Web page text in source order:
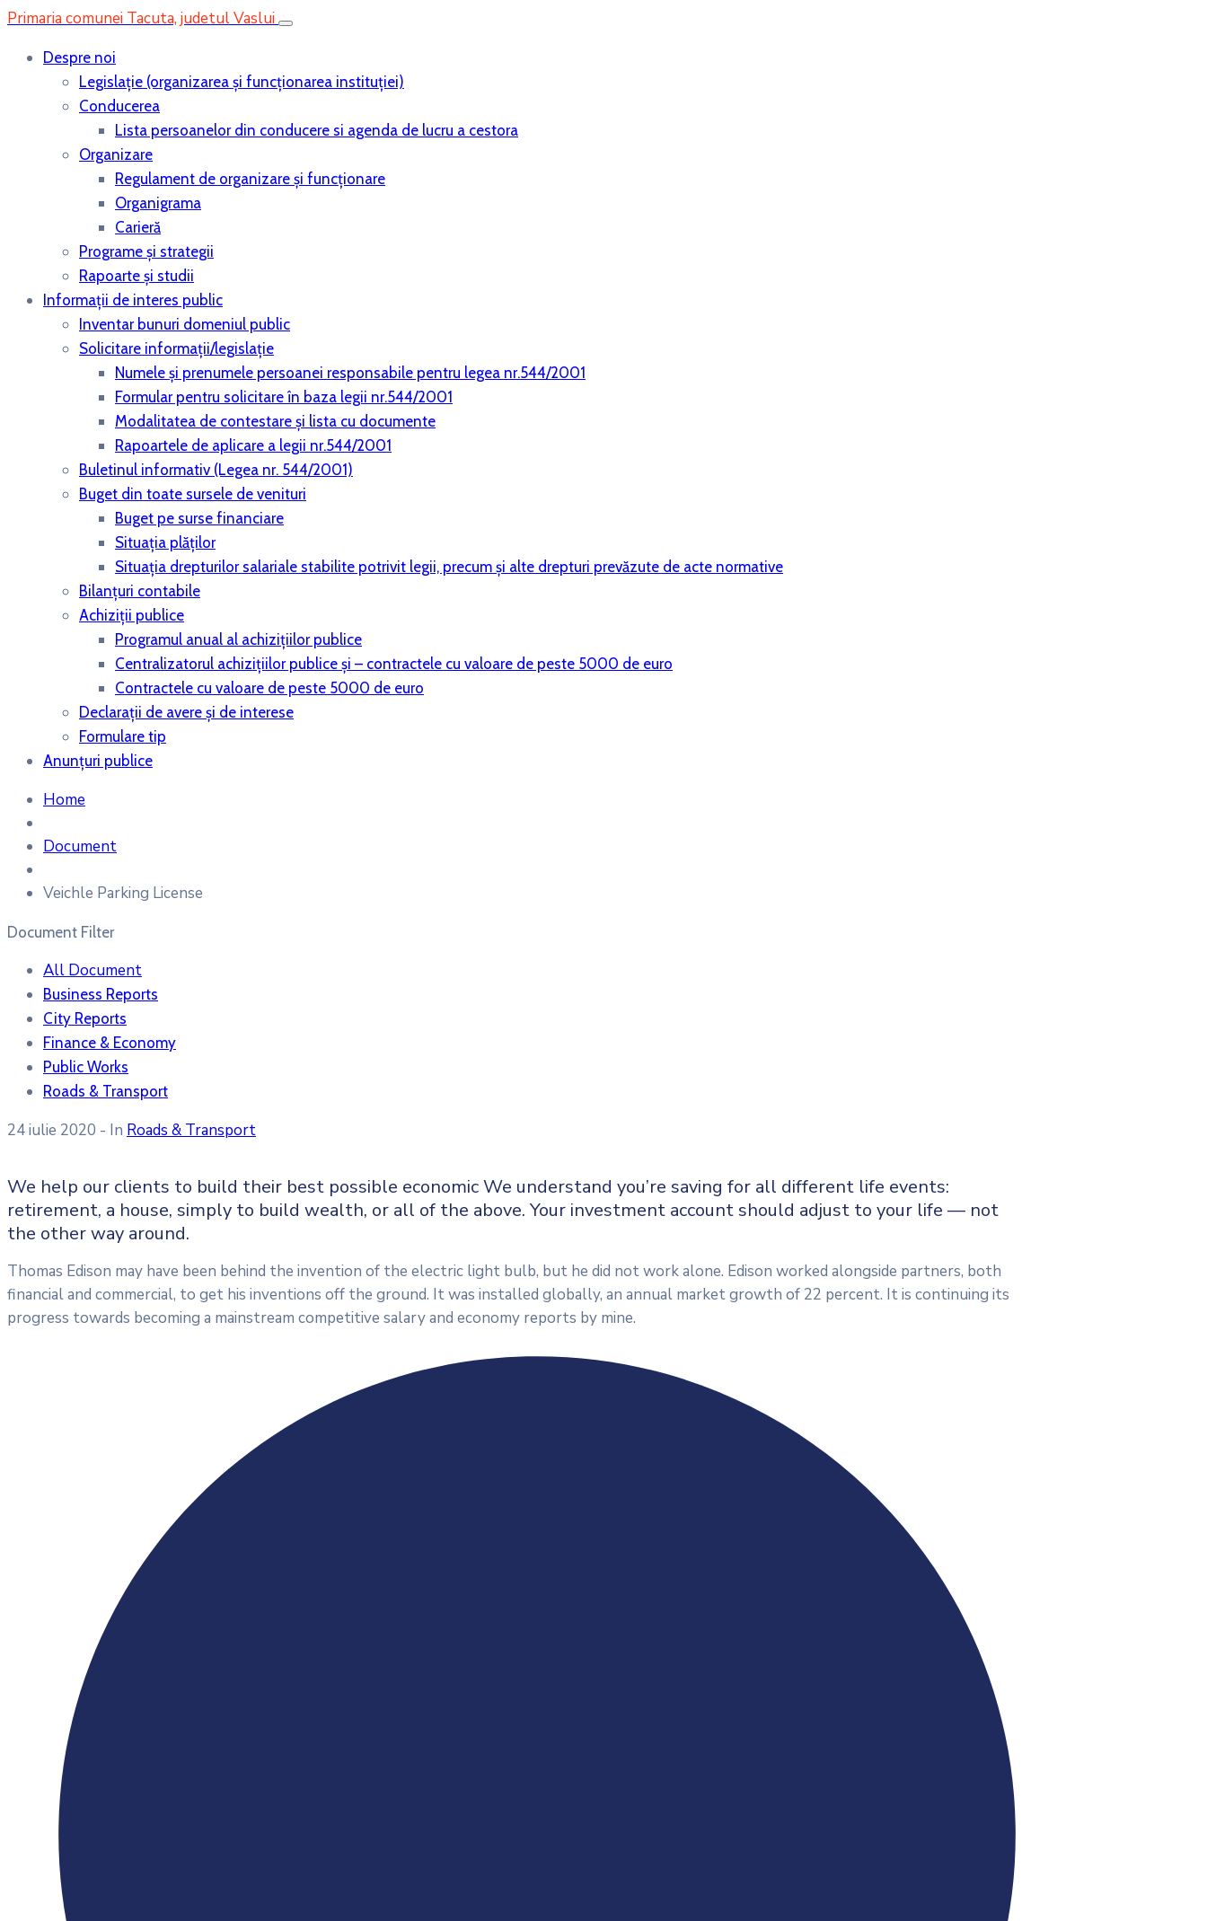
Primaria comunei Tacuta, judetul Vaslui
Despre noi
Legislaţie (organizarea şi funcţionarea instituţiei)
Conducerea
Lista persoanelor din conducere si agenda de lucru a cestora
Organizare
Regulament de organizare și funcționare
Organigrama
Carieră
Programe și strategii
Rapoarte și studii
Informații de interes public
Inventar bunuri domeniul public
Solicitare informații/legislație
Numele și prenumele persoanei responsabile pentru legea nr.544/2001
Formular pentru solicitare în baza legii nr.544/2001
Modalitatea de contestare și lista cu documente
Rapoartele de aplicare a legii nr.544/2001
Buletinul informativ (Legea nr. 544/2001)
Buget din toate sursele de venituri
Buget pe surse financiare
Situaţia plăţilor
Situaţia drepturilor salariale stabilite potrivit legii, precum şi alte drepturi prevăzute de acte normative
Bilanţuri contabile
Achiziţii publice
Programul anual al achiziţiilor publice
Centralizatorul achiziţiilor publice şi – contractele cu valoare de peste 5000 de euro
Contractele cu valoare de peste 5000 de euro
Declaraţii de avere şi de interese
Formulare tip
Anunțuri publice
Home
Document
Veichle Parking License
Document Filter
All Document
Business Reports
City Reports
Finance & Economy
Public Works
Roads & Transport
24 iulie 2020 - In Roads & Transport
We help our clients to build their best possible economic We understand you’re saving for all different life events:
retirement, a house, simply to build wealth, or all of the above. Your investment account should adjust to your life — not
the other way around.
Thomas Edison may have been behind the invention of the electric light bulb, but he did not work alone. Edison worked alongside partners, both
financial and commercial, to get his inventions off the ground. It was installed globally, an annual market growth of 22 percent. It is continuing its
progress towards becoming a mainstream competitive salary and economy reports by mine.